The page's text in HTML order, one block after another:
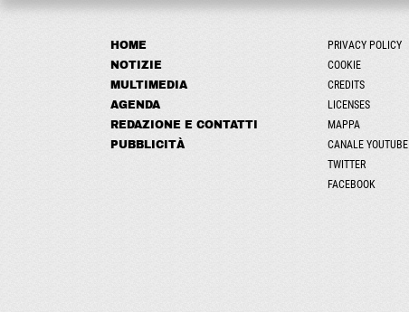
HOME
NOTIZIE
MULTIMEDIA
AGENDA
REDAZIONE E CONTATTI
PUBBLICITÀ
PRIVACY POLICY
COOKIE
CREDITS
LICENSES
MAPPA
CANALE YOUTUBE
TWITTER
FACEBOOK